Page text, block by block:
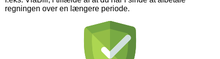
regningen over en længere periode.